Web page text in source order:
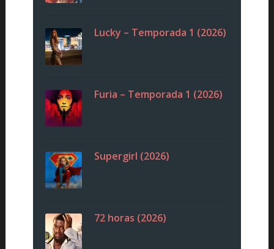
Lucky – Temporada 1 (2026)
Furia – Temporada 1 (2026)
Supergirl (2026)
72 horas (2026)